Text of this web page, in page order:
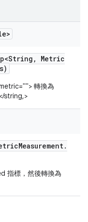
,
Metric
轉換為
string,>
Measurement.
指標，然後轉換為